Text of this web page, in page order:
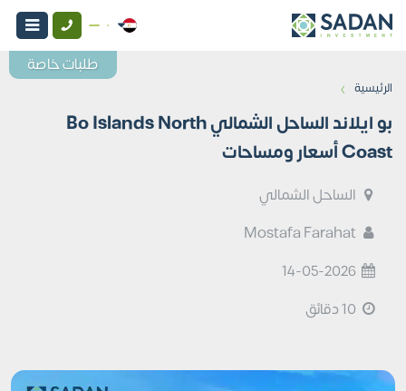
الرئيسية ›
بو ايلاند الساحل الشمالي Bo Islands North
Coast أسعار ومساحات
الساحل الشمالي
Mostafa Farahat
14-05-2026
طلبات خاصة